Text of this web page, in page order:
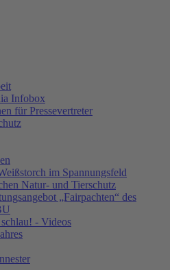
Infobox
für Pressevertreter
im Spannungsfeld
Natur- und Tierschutz
„Fairpachten“ des
- Videos